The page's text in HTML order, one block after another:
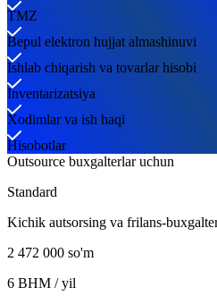
TMZ
Bepul elektron hujjat almashinuvi
Ishlab chiqarish va tovarlar hisobi
Inventarizatsiya
Xodimlar va ish haqi
Hisobotlar
Outsource buxgalterlar uchun
Standard
Kichik autsorsing va frilans-
2 472 000 so'm
6 BHM / yil